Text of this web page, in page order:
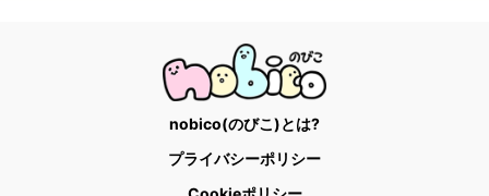
nobico(のびこ)とは?
プライバシーポリシー